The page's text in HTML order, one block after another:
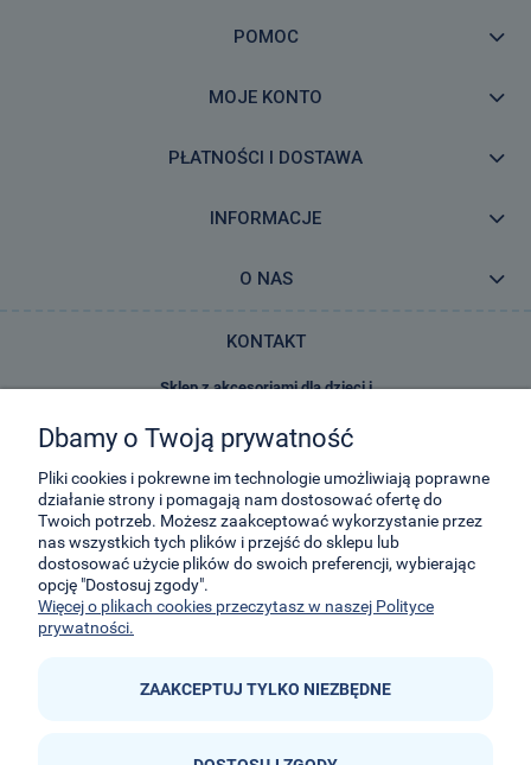
POMOC
MOJE KONTO
PŁATNOŚCI I DOSTAWA
INFORMACJE
O NAS
KONTAKT
Sklep z akcesoriami dla dzieci i
29-Listopada 8
32-050 Skawina
kontakt@e-kidsplanet.com
+48 666-414-390
+48 666-414-383
Dbamy o Twoją prywatność
Pliki cookies i pokrewne im technologie umożliwiają poprawne
działanie strony i pomagają nam dostosować ofertę do
Twoich potrzeb. Możesz zaakceptować wykorzystanie przez
nas wszystkich tych plików i przejść do sklepu lub
dostosować użycie plików do swoich preferencji, wybierając
opcję "Dostosuj zgody".
Więcej o plikach cookies przeczytasz w naszej Polityce
prywatności.
ZAAKCEPTUJ TYLKO NIEZBĘDNE